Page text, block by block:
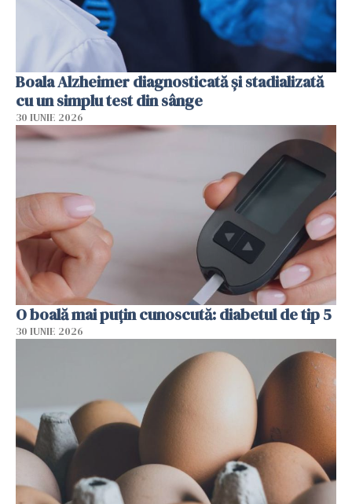
Boala Alzheimer diagnosticată și stadializată
cu un simplu test din sânge
30 IUNIE 2026
O boală mai puțin cunoscută: diabetul de tip 5
30 IUNIE 2026